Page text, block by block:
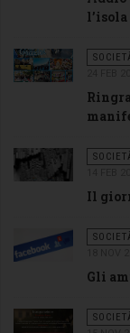
Il
Gli